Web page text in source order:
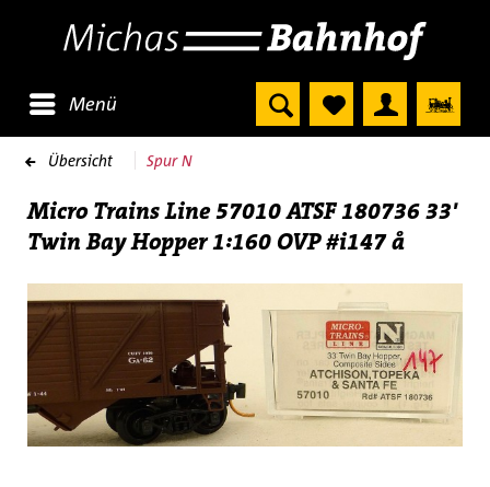
Menü
Übersicht Spur N
Micro Trains Line 57010 ATSF 180736 33'
Twin Bay Hopper 1:160 OVP #i147 å